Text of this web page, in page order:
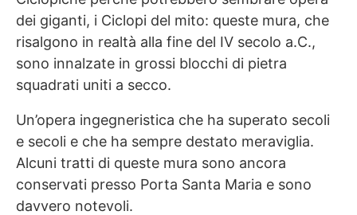
dei giganti, i Ciclopi del mito: queste mura, che
risalgono in realtà alla fine del IV secolo a.C.,
sono innalzate in grossi blocchi di pietra
squadrati uniti a secco.
Un’opera ingegneristica che ha superato secoli
e secoli e che ha sempre destato meraviglia.
Alcuni tratti di queste mura sono ancora
conservati presso Porta Santa Maria e sono
davvero notevoli.